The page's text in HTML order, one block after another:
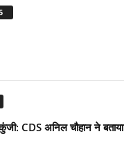
CDS अनिल चौहान ने बताया